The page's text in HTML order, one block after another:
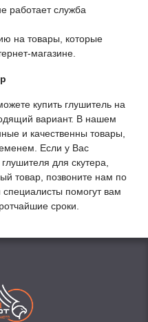
работает служба
на товары, которые
магазине.
купить глушитель на
вариант. В нашем
и качественны товары,
Если у Вас
для скутера,
товар, позвоните нам по
помогут вам
сроки.